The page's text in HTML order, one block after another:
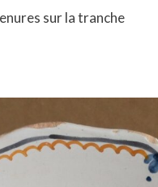
sur la tranche